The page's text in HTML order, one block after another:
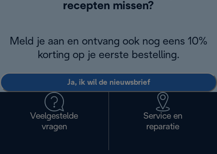
recepten missen?
Meld je aan en ontvang ook nog eens 10%
korting op je eerste bestelling.
Ja, ik wil de nieuwsbrief
Veelgestelde
vragen
Service en
reparatie